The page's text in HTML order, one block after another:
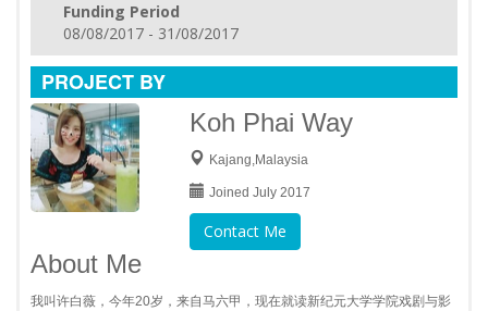
Funding Period
08/08/2017 - 31/08/2017
PROJECT BY
Koh Phai Way
Kajang,Malaysia
Joined July 2017
Contact Me
About Me
我叫许白薇，今年20岁，来自马六甲，现在就读新纪元大学学院戏剧与影